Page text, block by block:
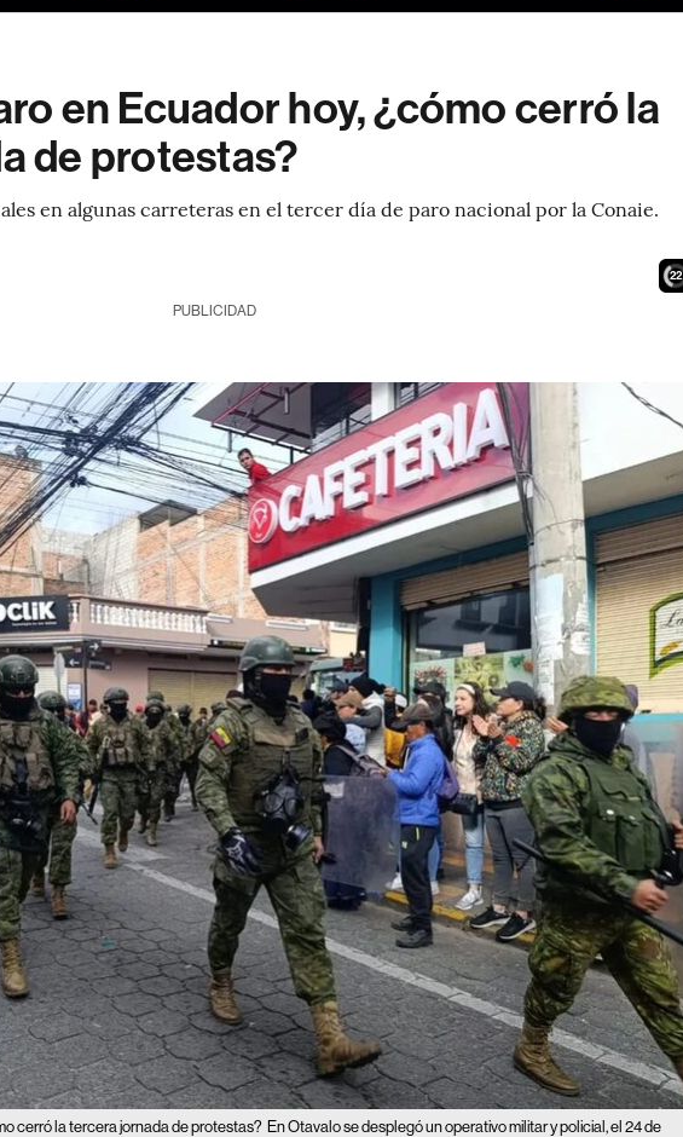
en Ecuador hoy, ¿cómo cerró la
de protestas?
en algunas carreteras en el tercer día de paro nacional por la Conaie.
21
PUBLICIDAD
cerró la tercera jornada de protestas? En Otavalo se desplegó un operativo militar y policial, el 24 de